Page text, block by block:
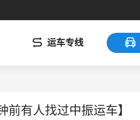
运车专线
有人找过中振运车】